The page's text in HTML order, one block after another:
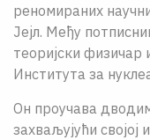
реномираних
Јејл. Међу
теоријски
Института за
Он проучава
захваљујући својој